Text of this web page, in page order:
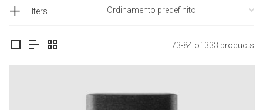
Filters
73-84 of 333 products